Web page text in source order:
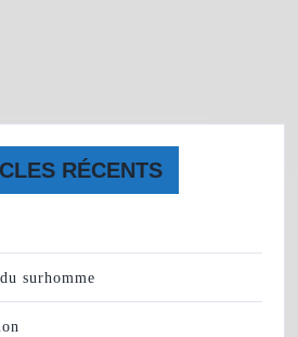
RÉCENTS
surhomme